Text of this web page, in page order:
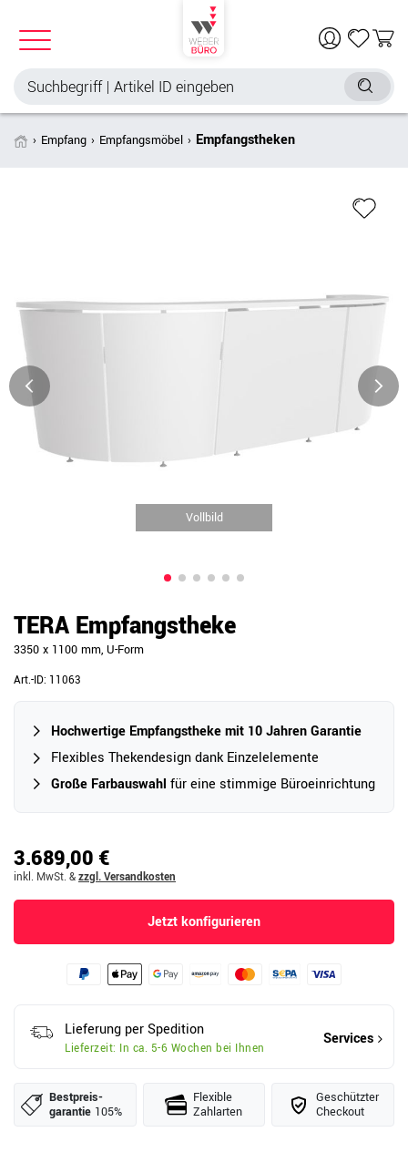
Empfang Empfangsmöbel Empfangstheken
Vollbild
TERA Empfangstheke
3350 x 1100 mm, U-Form
Art.-ID: 11063
Hochwertige Empfangstheke mit 10 Jahren Garantie
Flexibles Thekendesign dank Einzelelemente
Große Farbauswahl für eine stimmige Büroeinrichtung
3.689,00 €
inkl. MwSt. &zzgl. Versandkosten
Jetzt konfigurieren
Lieferung per Spedition
Lieferzeit: In ca. 5-6 Wochen bei Ihnen
Services
Bestpreis­
garantie 105%
Flexible
Zahlarten
Geschützter
Checkout